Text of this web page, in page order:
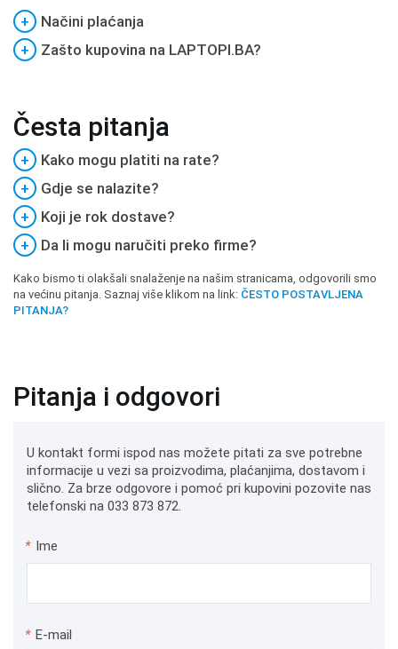
+
Načini plaćanja
+
Zašto kupovina na LAPTOPI.BA?
Česta pitanja
+
Kako mogu platiti na rate?
+
Gdje se nalazite?
+
Koji je rok dostave?
+
Da li mogu naručiti preko firme?
Kako bismo ti olakšali snalaženje na našim stranicama, odgovorili smo
na većinu pitanja. Saznaj više klikom na link: ČESTO POSTAVLJENA
PITANJA?
Pitanja i odgovori
U kontakt formi ispod nas možete pitati za sve potrebne
informacije u vezi sa proizvodima, plaćanjima, dostavom i
slično. Za brze odgovore i pomoć pri kupovini pozovite nas
telefonski na 033 873 872.
* Ime
* E-mail